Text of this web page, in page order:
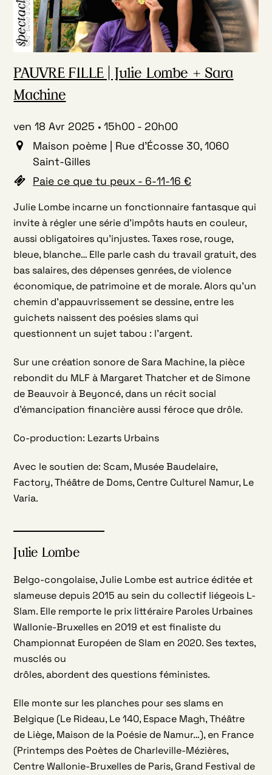
PAUVRE FILLE | Julie Lombe + Sara
Machine
ven 18 Avr 2025 15h00 - 20h00
Maison poème | Rue d'Écosse 30, 1060
Saint-Gilles
Paie ce que tu peux - 6-11-16 €
Julie Lombe incarne un fonctionnaire fantasque qui
invite à régler une série d’impôts hauts en couleur,
aussi obligatoires qu’injustes. Taxes rose, rouge,
bleue, blanche… Elle parle cash du travail gratuit, des
bas salaires, des dépenses genrées, de violence
économique, de patrimoine et de morale. Alors qu’un
chemin d’appauvrissement se dessine, entre les
guichets naissent des poésies slams qui
questionnent un sujet tabou : l’argent.
Sur une création sonore de Sara Machine, la pièce
rebondit du MLF à Margaret Thatcher et de Simone
de Beauvoir à Beyoncé, dans un récit social
d’émancipation financière aussi féroce que drôle.
Co-production: Lezarts Urbains
Avec le soutien de: Scam, Musée Baudelaire,
Factory, Théâtre de Doms, Centre Culturel Namur, Le
Varia.
Julie Lombe
Belgo-congolaise, Julie Lombe est autrice éditée et
slameuse depuis 2015 au sein du collectif liégeois L-
Slam. Elle remporte le prix littéraire Paroles Urbaines
Wallonie-Bruxelles en 2019 et est finaliste du
Championnat Européen de Slam en 2020. Ses textes,
musclés ou
drôles, abordent des questions féministes.
Elle monte sur les planches pour ses slams en
Belgique (Le Rideau, Le 140, Espace Magh, Théâtre
de Liège, Maison de la Poésie de Namur…), en France
(Printemps des Poètes de Charleville-Mézières,
Centre Wallonie-Bruxelles de Paris, Grand Festival de